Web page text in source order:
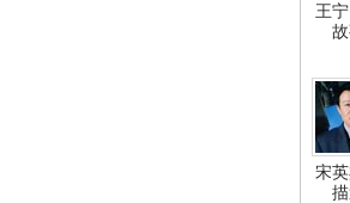
王
宋